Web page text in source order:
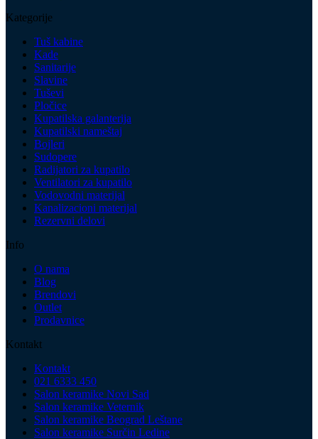
Kategorije
Tuš kabine
Kade
Sanitarije
Slavine
Tuševi
Pločice
Kupatilska galanterija
Kupatilski nameštaj
Bojleri
Sudopere
Radijatori za kupatilo
Ventilatori za kupatilo
Vodovodni materijal
Kanalizacioni materijal
Rezervni delovi
Info
O nama
Blog
Brendovi
Outlet
Prodavnice
Kontakt
Kontakt
021 6333 450
Salon keramike Novi Sad
Salon keramike Veternik
Salon keramike Beograd Leštane
Salon keramike Surčin Ledine